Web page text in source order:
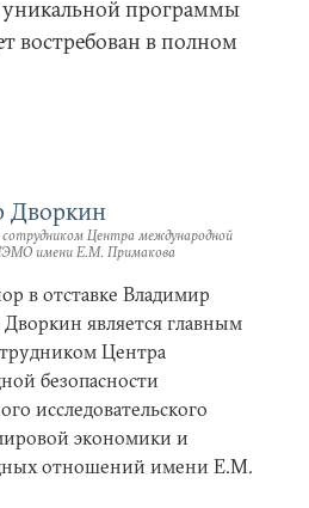
программы
востребован в полном
Дворкин
Центра международной
имени Е.М. Примакова
в отставке Владимир
является главным
Центра
безопасности
исследовательского
экономики и
отношений имени Е.М.